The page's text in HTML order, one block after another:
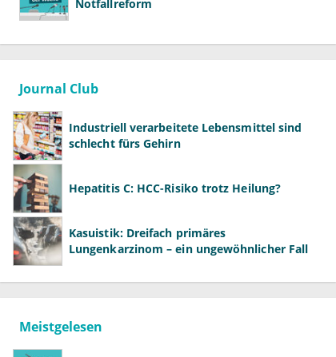
Notfallreform
Journal Club
Industriell verarbeitete Lebensmittel sind
schlecht fürs Gehirn
Hepatitis C: HCC-Risiko trotz Heilung?
Kasuistik: Dreifach primäres
Lungenkarzinom – ein ungewöhnlicher Fall
Meistgelesen